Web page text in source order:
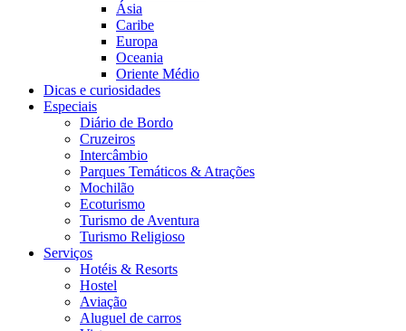
Ásia
Caribe
Europa
Oceania
Oriente Médio
Dicas e curiosidades
Especiais
Diário de Bordo
Cruzeiros
Intercâmbio
Parques Temáticos & Atrações
Mochilão
Ecoturismo
Turismo de Aventura
Turismo Religioso
Serviços
Hotéis & Resorts
Hostel
Aviação
Aluguel de carros